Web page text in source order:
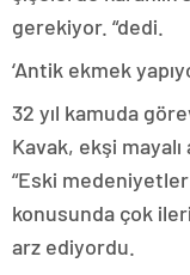
gerekiyor. “dedi.
‘Antik ekmek
32 yıl kamuda
Kavak, ekşi
“Eski
konusunda çok
arz ediyordu.